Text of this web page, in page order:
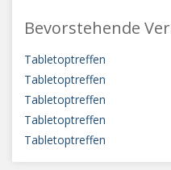
Bevorstehende
Tabletoptreffen
Tabletoptreffen
Tabletoptreffen
Tabletoptreffen
Tabletoptreffen